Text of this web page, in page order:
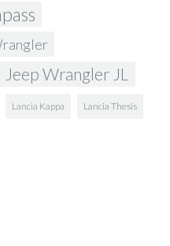
Jeep Wrangler JL
Lancia Kappa Lancia Thesis